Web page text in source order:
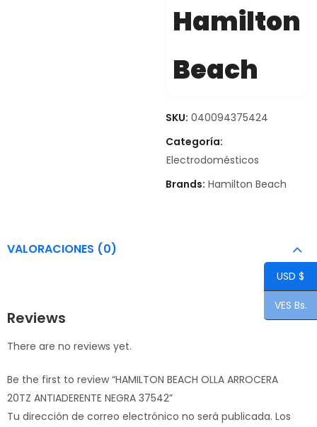
Hamilton
Beach
SKU: 040094375424
Categoría:
Electrodomésticos
Brands: Hamilton Beach
VALORACIONES (0)
Reviews
There are no reviews yet.
Be the first to review “HAMILTON BEACH OLLA ARROCERA
20TZ ANTIADERENTE NEGRA 37542”
Tu dirección de correo electrónico no será publicada. Los
USD $
VES Bs.